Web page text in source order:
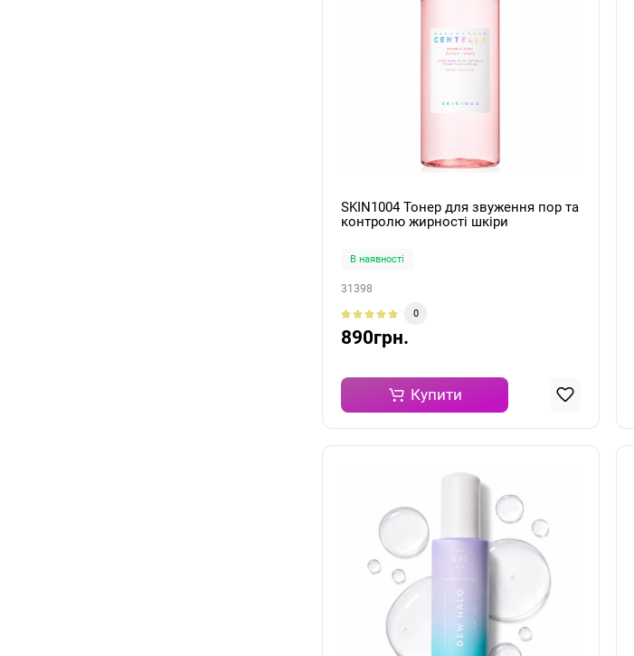
SKIN1004 Тонер для звуження пор та
контролю жирності шкіри
В наявності
31398
0
890грн.
Купити